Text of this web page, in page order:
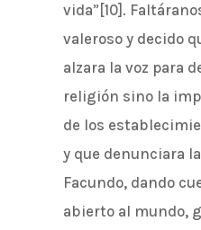
vida”[10].
valeroso y decido
alzara la voz para
religión sino la
de los
y que denunciara
Facundo, dando
abierto al mundo,